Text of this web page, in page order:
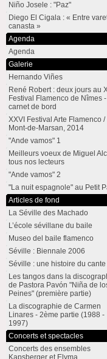
Niño Josele : "Paz"
Diego El Cigala : « Entre
canasta »
Agenda
Agenda
Galerie
Hernando Viñes
René Robert : deux jours au
Festival Flamenco de Nîmes -
carnet de bord
XXVI Festival Arte Flamenco /
Mont-de-Marsan, 2014
"Ande vamos" 1
Meilleurs voeux de Miguel
tous nos lecteurs
"Ande vamos" 2
"La nuit espagnole" au Petit
Articles de fond
La Séville des Machado
L’école sévillane du baile
Museo del baile flamenco
Séville : Biennale 2006
Séville : une histoire du cante
Les tangos dans la
de Pastora Pavón "Niña de
Peines" (première partie)
La discographie de Carmen
Linares - 2ème partie (1988 -
1997)
Concerts et spectacles
Concerts des ensembles
Kapsberger et Elyma